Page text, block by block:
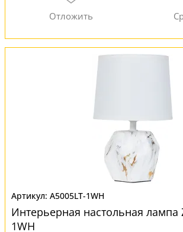
A5005LT-1WH
Интерьерная настольная лампа
1WH